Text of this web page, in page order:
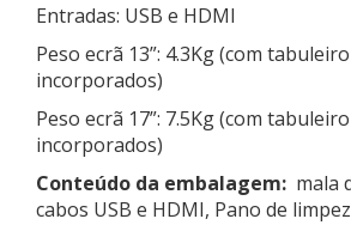
Entradas: USB e HDMI
Peso ecrã 13”: 4.3Kg (com
incorporados)
Peso ecrã 17”: 7.5Kg (com
incorporados)
Conteúdo da embalagem: mala
cabos USB e HDMI, Pano de